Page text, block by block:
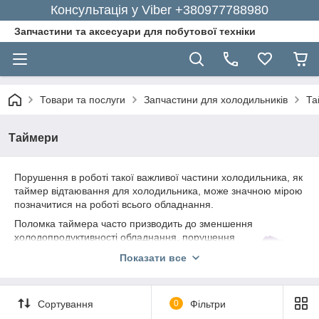
Консультація у Viber +380977788980
Запчастини та аксесуари для побутової техніки
Товари та послуги Запчастини для холодильників
Таймери
Порушення в роботі такої важливої частини холодильника, як
таймер відтаювання для холодильника, може значною мірою
позначитися на роботі всього обладнання.
Поломка таймера часто призводить до зменшення
холодопродуктивності обладнання, порушення
виходу з ладу компресора або інших вузлів
Тому, у разі поломки таймера вашого холодильника, слід
негайно провести заміну цієї деталі. У цьому вам допоможе
Показати все
Сортування 0 Фільтри